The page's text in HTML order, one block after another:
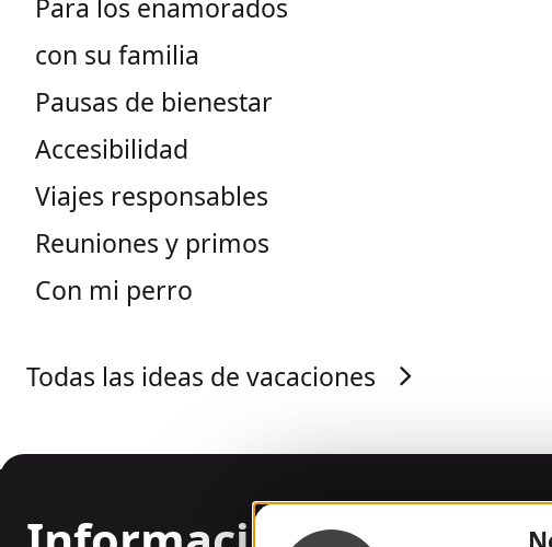
Para los enamorados
con su familia
Pausas de bienestar
Accesibilidad
Viajes responsables
Reuniones y primos
Con mi perro
Todas las ideas de vacaciones